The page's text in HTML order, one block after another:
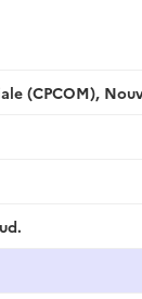
(CPCOM),